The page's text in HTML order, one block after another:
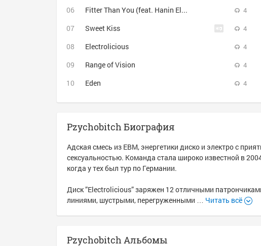
Fitter Than You (feat. Hanin Elias)
4
Sweet Kiss
4
Electrolicious
4
Range of Vision
4
Eden
4
Pzychobitch Биография
Адская смесь из EBM, энергетики диско и электро с
сексуальностью. Команда стала широко известной в
когда у тех был тур по Германии.
Диск ”Electrolicious” заряжен 12 отличными
линиями, шустрыми, перегруженными … Читать всё
Pzychobitch Альбомы